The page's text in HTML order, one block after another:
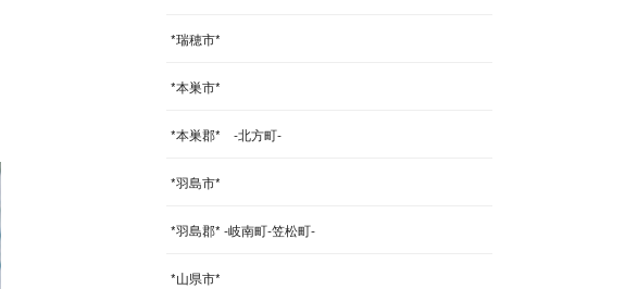
*瑞穂市*
*本巣市*
*本巣郡* -北方町-
*羽島市*
*羽島郡* -岐南町-笠松町-
*山県市*